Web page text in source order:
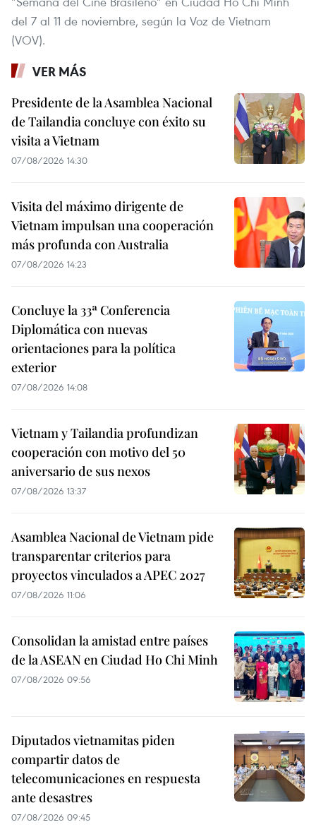
del 7 al 11 de noviembre, según la Voz de Vietnam
(VOV).
VER MÁS
Presidente de la Asamblea Nacional
de Tailandia concluye con éxito su
visita a Vietnam
07/08/2026 14:30
Visita del máximo dirigente de
Vietnam impulsan una cooperación
más profunda con Australia
07/08/2026 14:23
Concluye la 33ª Conferencia
Diplomática con nuevas
orientaciones para la política
exterior
07/08/2026 14:08
Vietnam y Tailandia profundizan
cooperación con motivo del 50
aniversario de sus nexos
07/08/2026 13:37
Asamblea Nacional de Vietnam pide
transparentar criterios para
proyectos vinculados a APEC 2027
07/08/2026 11:06
Consolidan la amistad entre países
de la ASEAN en Ciudad Ho Chi Minh
07/08/2026 09:56
Diputados vietnamitas piden
compartir datos de
telecomunicaciones en respuesta
ante desastres
07/08/2026 09:45